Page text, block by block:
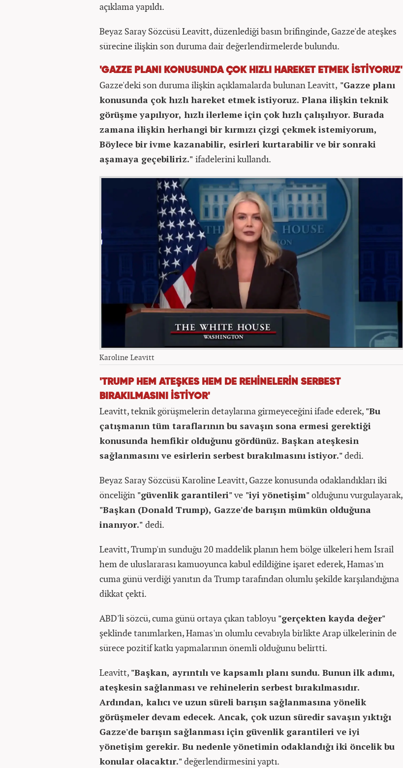
açıklama yapıldı.
Beyaz Saray Sözcüsü Leavitt, düzenlediği basın brifinginde, Gazze'de ateşkes
sürecine ilişkin son duruma dair değerlendirmelerde bulundu.
'GAZZE PLANI KONUSUNDA ÇOK HIZLI HAREKET ETMEK İSTİYORUZ'
Gazze'deki son duruma ilişkin açıklamalarda bulunan Leavitt, "Gazze planı
konusunda çok hızlı hareket etmek istiyoruz. Plana ilişkin teknik
görüşme yapılıyor, hızlı ilerleme için çok hızlı çalışılıyor. Burada
zamana ilişkin herhangi bir kırmızı çizgi çekmek istemiyorum,
Böylece bir ivme kazanabilir, esirleri kurtarabilir ve bir sonraki
aşamaya geçebiliriz." ifadelerini kullandı.
Karoline Leavitt
'TRUMP HEM ATEŞKES HEM DE REHİNELERİN SERBEST
BIRAKILMASINI İSTİYOR'
Leavitt, teknik görüşmelerin detaylarına girmeyeceğini ifade ederek, "Bu
çatışmanın tüm taraflarının bu savaşın sona ermesi gerektiği
konusunda hemfikir olduğunu gördünüz. Başkan ateşkesin
sağlanmasını ve esirlerin serbest bırakılmasını istiyor."dedi.
Beyaz Saray Sözcüsü Karoline Leavitt, Gazze konusunda odaklandıkları iki
önceliğin "güvenlik garantileri"ve "iyi yönetişim"olduğunu vurgulayarak,
"Başkan (Donald Trump), Gazze'de barışın mümkün olduğuna
inanıyor." dedi.
Leavitt, Trump'ın sunduğu 20 maddelik planın hem bölge ülkeleri hem İsrail
hem de uluslararası kamuoyunca kabul edildiğine işaret ederek, Hamas'ın
cuma günü verdiği yanıtın da Trump tarafından olumlu şekilde karşılandığına
dikkat çekti.
ABD'li sözcü, cuma günü ortaya çıkan tabloyu "gerçekten kayda değer"
şeklinde tanımlarken, Hamas'ın olumlu cevabıyla birlikte Arap ülkelerinin de
sürece pozitif katkı yapmalarının önemli olduğunu belirtti.
Leavitt, "Başkan, ayrıntılı ve kapsamlı planı sundu. Bunun ilk adımı,
ateşkesin sağlanması ve rehinelerin serbest bırakılmasıdır.
Ardından, kalıcı ve uzun süreli barışın sağlanmasına yönelik
görüşmeler devam edecek. Ancak, çok uzun süredir savaşın yıktığı
Gazze'de barışın sağlanması için güvenlik garantileri ve iyi
yönetişim gerekir. Bu nedenle yönetimin odaklandığı iki öncelik bu
konular olacaktır."değerlendirmesini yaptı.